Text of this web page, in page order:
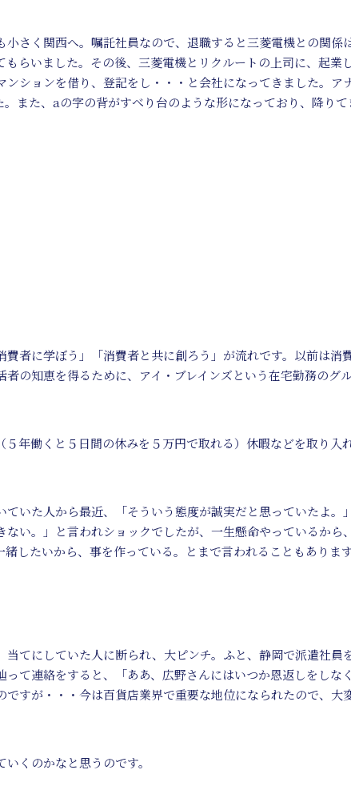
さく関西へ。嘱託社員なので、退職すると三菱電機との関係
らいました。その後、三菱電機とリクルートの上司に、起業
ションを借り、登記をし・・・と会社になってきました。ア
また、aの字の背がすべり台のような形になっており、降り
者に学ぼう」「消費者と共に創ろう」が流れです。以前は消
の知恵を得るために、アイ・ブレインズという在宅勤務のグ
年働くと５日間の休みを５万円で取れる）休暇などを取り入
いた人から最近、「そういう態度が誠実だと思っていたよ。
い。」と言われショックでしたが、一生懸命やっているから
したいから、事を作っている。とまで言われることもあります
てにしていた人に断られ、大ピンチ。ふと、静岡で派遣社員
て連絡をすると、「ああ、広野さんにはいつか恩返しをしな
すが・・・今は百貨店業界で重要な地位になられたので、大
くのかなと思うのです。